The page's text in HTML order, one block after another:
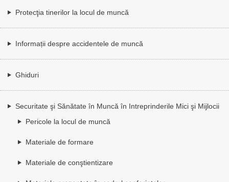
Protecţia tinerilor la locul de muncă
Informații despre accidentele de muncă
Ghiduri
Securitate şi Sănătate în Muncă în Intreprinderile Mici şi Mijlocii
Pericole la locul de muncă
Materiale de formare
Materiale de conştientizare